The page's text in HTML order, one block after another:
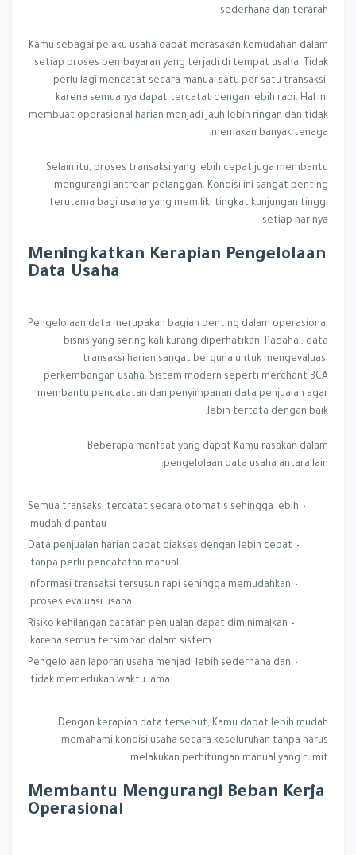
sederhana dan terarah.
Kamu sebagai pelaku usaha dapat merasakan kemudahan dalam
setiap proses pembayaran yang terjadi di tempat usaha. Tidak
perlu lagi mencatat secara manual satu per satu transaksi,
karena semuanya dapat tercatat dengan lebih rapi. Hal ini
membuat operasional harian menjadi jauh lebih ringan dan tidak
memakan banyak tenaga.
Selain itu, proses transaksi yang lebih cepat juga membantu
mengurangi antrean pelanggan. Kondisi ini sangat penting
terutama bagi usaha yang memiliki tingkat kunjungan tinggi
setiap harinya.
Meningkatkan Kerapian Pengelolaan
Data Usaha
Pengelolaan data merupakan bagian penting dalam operasional
bisnis yang sering kali kurang diperhatikan. Padahal, data
transaksi harian sangat berguna untuk mengevaluasi
perkembangan usaha. Sistem modern seperti merchant BCA
membantu pencatatan dan penyimpanan data penjualan agar
lebih tertata dengan baik.
Beberapa manfaat yang dapat Kamu rasakan dalam
pengelolaan data usaha antara lain:
Semua transaksi tercatat secara otomatis sehingga lebih
mudah dipantau.
Data penjualan harian dapat diakses dengan lebih cepat
tanpa perlu pencatatan manual.
Informasi transaksi tersusun rapi sehingga memudahkan
proses evaluasi usaha.
Risiko kehilangan catatan penjualan dapat diminimalkan
karena semua tersimpan dalam sistem.
Pengelolaan laporan usaha menjadi lebih sederhana dan
tidak memerlukan waktu lama.
Dengan kerapian data tersebut, Kamu dapat lebih mudah
memahami kondisi usaha secara keseluruhan tanpa harus
melakukan perhitungan manual yang rumit.
Membantu Mengurangi Beban Kerja
Operasional